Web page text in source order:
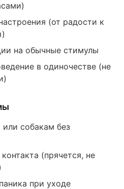
(от радости к
на обычные стимулы
в одиночестве (не
собакам без
(прячется, не
при уходе